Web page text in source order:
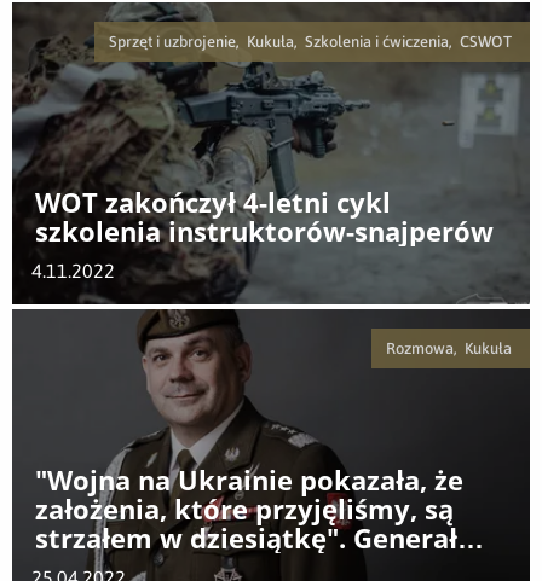
Sprzęt i uzbrojenie, Kukuła, Szkolenia i ćwiczenia, CSWOT
WOT zakończył 4-letni cykl
szkolenia instruktorów-snajperów
4.11.2022
Rozmowa, Kukuła
"Wojna na Ukrainie pokazała, że
założenia, które przyjęliśmy, są
strzałem w dziesiątkę". Generał
Kukuła w PR24